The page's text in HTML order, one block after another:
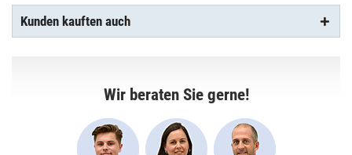
Kunden kauften auch
Wir beraten Sie gerne!